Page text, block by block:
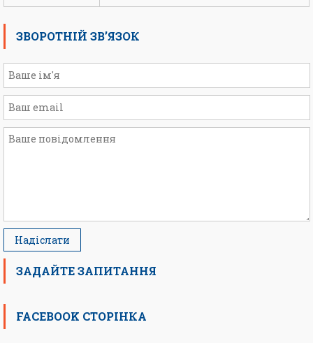
ЗВОРОТНІЙ ЗВ’ЯЗОК
ЗАДАЙТЕ ЗАПИТАННЯ
FACEBOOK СТОРІНКА